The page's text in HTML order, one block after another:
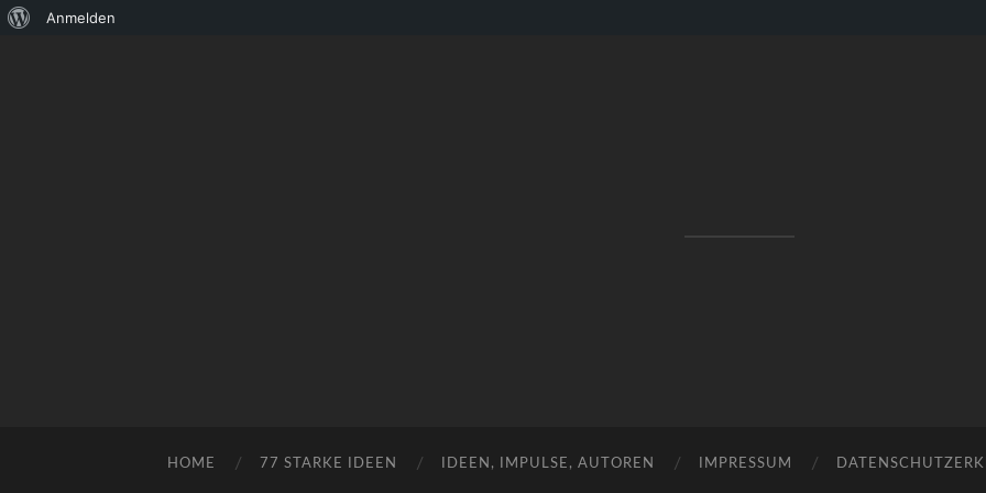
Über
Anmelden
HOME 77 STARKE IDEEN IDEEN, IMPULSE, AUTOREN IMPRESSUM